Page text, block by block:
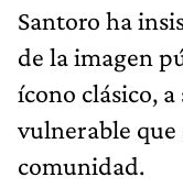
Santoro ha
de la imagen
ícono clásico,
vulnerable
comunidad.